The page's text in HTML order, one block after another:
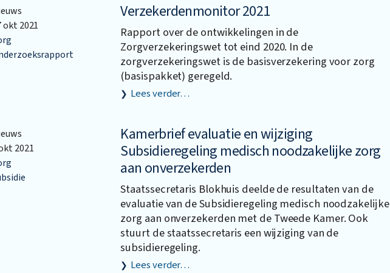
okt 2021
Verzekerdenmonitor 2021
Rapport over de ontwikkelingen in de
Zorgverzekeringswet tot eind 2020. In de
zorgverzekeringswet is de basisverzekering voor zorg
(basispakket) geregeld.
Lees verder…
2021
Kamerbrief evaluatie en wijziging
Subsidieregeling medisch noodzakelijke zorg
aan onverzekerden
Staatssecretaris Blokhuis deelde de resultaten van de
evaluatie van de Subsidieregeling medisch noodzakelijke
zorg aan onverzekerden met de Tweede Kamer. Ook
stuurt de staatssecretaris een wijziging van de
subsidieregeling.
Lees verder…